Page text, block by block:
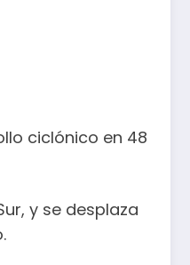
ciclónico en 48
y se desplaza